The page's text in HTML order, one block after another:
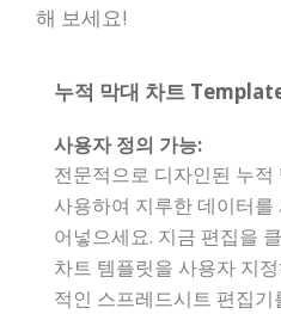
해 보세요!
누적 막대 차트
사용자 정의 가능:
전문적으로 디자인된 누
사용하여 지루한 데이터
어넣으세요. 지금 편집을
차트 템플릿을 사용자 지
적인 스프레드시트 편집